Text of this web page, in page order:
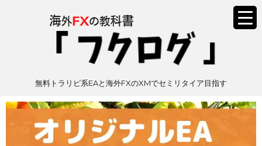
無料トラリピ系EAと海外FXのXMでセミリタイア目指す